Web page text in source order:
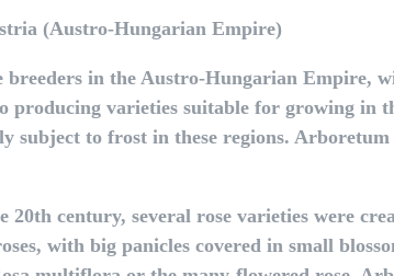
(Austro-Hungarian Empire)
breeders in the Austro-Hungarian Empire,
producing varieties suitable for growing in
subject to frost in these regions.
20th century, several rose varieties were
with big panicles covered in small